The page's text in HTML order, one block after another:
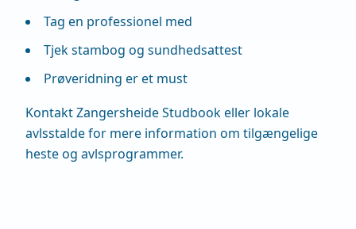
Tag en professionel med
Tjek stambog og sundhedsattest
Prøveridning er et must
Kontakt Zangersheide Studbook eller lokale
avlsstalde for mere information om tilgængelige
heste og avlsprogrammer.